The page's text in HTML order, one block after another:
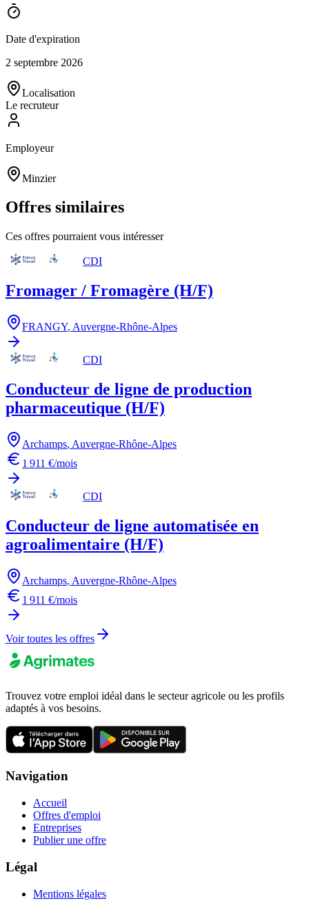
Date d'expiration
2 septembre 2026
Localisation
Le recruteur
Employeur
Minzier
Offres similaires
Ces offres pourraient vous intéresser
CDI
Fromager / Fromagère (H/F)
FRANGY, Auvergne-Rhône-Alpes
CDI
Conducteur de ligne de production
pharmaceutique (H/F)
Archamps, Auvergne-Rhône-Alpes
1 911 €/mois
CDI
Conducteur de ligne automatisée en
agroalimentaire (H/F)
Archamps, Auvergne-Rhône-Alpes
1 911 €/mois
Voir toutes les offres
Trouvez votre emploi idéal dans le secteur agricole ou les profils
adaptés à vos besoins.
Navigation
Accueil
Offres d'emploi
Entreprises
Publier une offre
Légal
Mentions légales